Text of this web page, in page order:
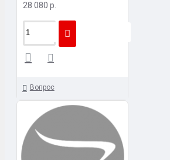
28 080 р.
Вопрос